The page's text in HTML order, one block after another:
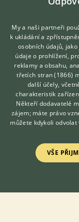
27.7.2026 11:33
Horní Lhota,
164×
DISKUSE O
Želva uhlířská
My a naši partneři
k ukládání a
osobních údajů,
údaje o prohlížení,
reklamy a obsahu,
třetích stran (1866)
další účely,
charakteristik
Někteří dodavatelé
zájem; máte právo
můžete kdykoli odvolat
VŠE